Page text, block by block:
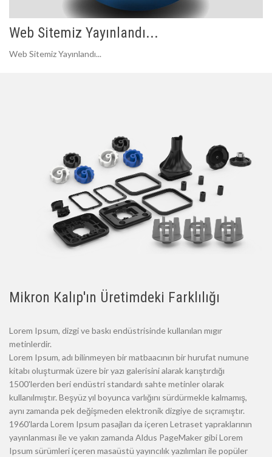
Web Sitemiz Yayınlandı...
Web Sitemiz Yayınlandı...
Mikron Kalıp'ın Üretimdeki Farklılığı
Lorem Ipsum, dizgi ve baskı endüstrisinde kullanılan mıgır
metinlerdir.
Lorem Ipsum, adı bilinmeyen bir matbaacının bir hurufat numune
kitabı oluşturmak üzere bir yazı galerisini alarak karıştırdığı
1500'lerden beri endüstri standardı sahte metinler olarak
kullanılmıştır. Beşyüz yıl boyunca varlığını sürdürmekle kalmamış,
aynı zamanda pek değişmeden elektronik dizgiye de sıçramıştır.
1960'larda Lorem Ipsum pasajları da içeren Letraset yapraklarının
yayınlanması ile ve yakın zamanda Aldus PageMaker gibi Lorem
Ipsum sürümleri içeren masaüstü yayıncılık yazılımları ile popüler